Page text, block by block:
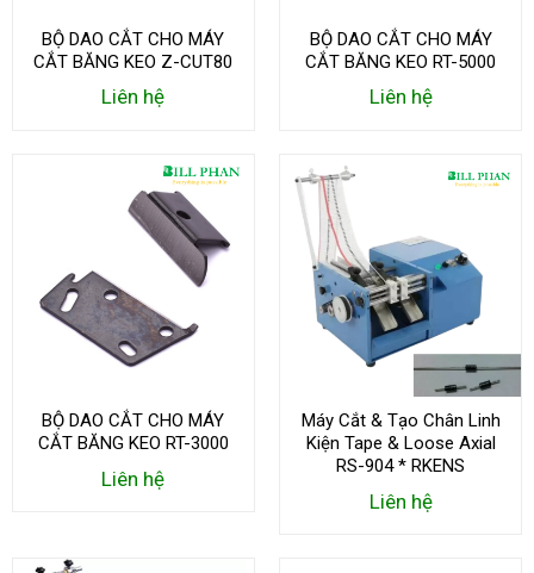
BỘ DAO CẮT CHO MÁY
CẮT BĂNG KEO Z-CUT80
Liên hệ
BỘ DAO CẮT CHO MÁY
CẮT BĂNG KEO RT-5000
Liên hệ
BỘ DAO CẮT CHO MÁY
CẮT BĂNG KEO RT-3000
Liên hệ
Máy Cắt & Tạo Chân Linh
Kiện Tape & Loose Axial
RS-904 * RKENS
Liên hệ